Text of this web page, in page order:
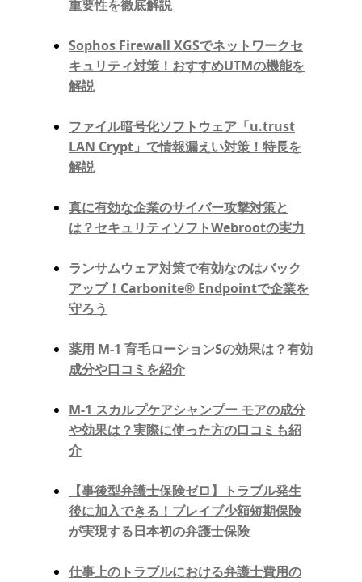
重要性を徹底解説
Sophos Firewall XGSでネットワークセ
キュリティ対策！おすすめUTMの機能を
解説
ファイル暗号化ソフトウェア「u.trust
LAN Crypt」で情報漏えい対策！特長を
解説
真に有効な企業のサイバー攻撃対策と
は？セキュリティソフトWebrootの実力
ランサムウェア対策で有効なのはバック
アップ！Carbonite®︎ Endpointで企業を
守ろう
薬用 M-1 育毛ローションSの効果は？有効
成分や口コミを紹介
M-1 スカルプケアシャンプー モアの成分
や効果は？実際に使った方の口コミも紹
介
【事後型弁護士保険ゼロ】トラブル発生
後に加入できる！ブレイブ少額短期保険
が実現する日本初の弁護士保険
仕事上のトラブルにおける弁護士費用の